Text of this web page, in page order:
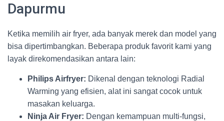
Dapurmu
Ketika memilih air fryer, ada banyak merek dan model yang
bisa dipertimbangkan. Beberapa produk favorit kami yang
layak direkomendasikan antara lain:
Philips Airfryer: Dikenal dengan teknologi Radial
Warming yang efisien, alat ini sangat cocok untuk
masakan keluarga.
Ninja Air Fryer: Dengan kemampuan multi-fungsi,